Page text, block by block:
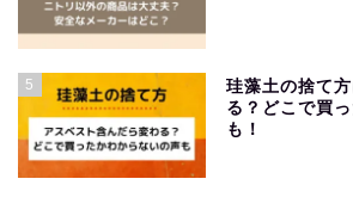
5
珪藻土の捨て
る？どこで買
も！